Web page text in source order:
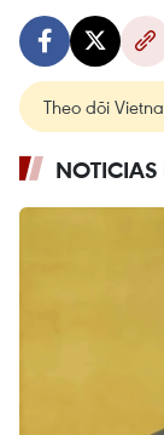
Theo dõi